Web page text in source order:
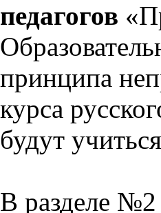
педагогов
принципа
курса
будут
В разделе №2